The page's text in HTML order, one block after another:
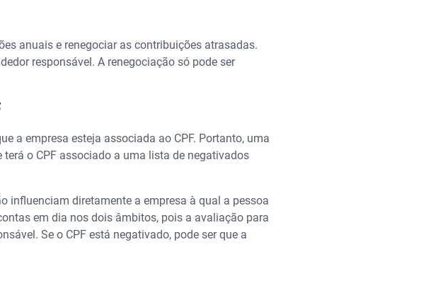
anuais e renegociar as contribuições atrasadas.
responsável. A renegociação só pode ser
a empresa esteja associada ao CPF. Portanto, uma
o CPF associado a uma lista de negativados
influenciam diretamente a empresa à qual a pessoa
em dia nos dois âmbitos, pois a avaliação para
Se o CPF está negativado, pode ser que a